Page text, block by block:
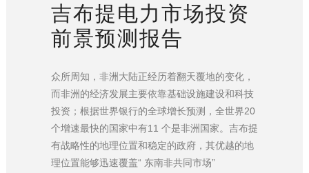
吉布提电力市场投资
前景预测报告
众所周知，非洲大陆正经历着翻天覆地的变化，
而非洲的经济发展主要依靠基础设施建设和科技
投资；根据世界银行的全球增长预测，全世界20
个增速最快的国家中有11 个是非洲国家。吉布提
有战略性的地理位置和稳定的政府，其优越的地
理位置能够迅速覆盖“ 东南非共同市场”